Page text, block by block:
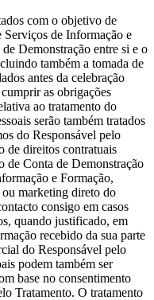
com o objetivo de
Serviços de Informação e
Demonstração entre si e o
também a tomada de
antes da celebração
as obrigações
ao tratamento do
serão também tratados
do Responsável pelo
de direitos contratuais
de Conta de Demonstração
e Formação,
ou marketing direto do
consigo em casos
quando justificado, em
recebido da sua parte
do Responsável pelo
podem também ser
base no consentimento
Tratamento. O tratamento